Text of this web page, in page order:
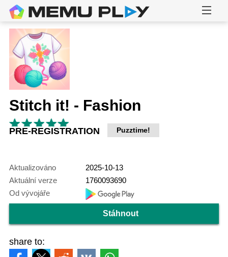
Stitch it! - Fashion
PRE-REGISTRATION Puzztime!
Aktualizováno
2025-10-13
Aktuální verze
1760093690
Od vývojáře
Stáhnout
share to: